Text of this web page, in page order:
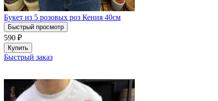
Букет из 5 розовых роз Кения 40см
Быстрый просмотр
590 ₽
Купить
Быстрый заказ